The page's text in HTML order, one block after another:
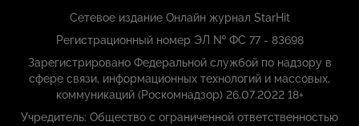
Сетевое издание Онлайн журнал StarHit
Регистрационный номер ЭЛ № ФС 77 - 83698
Зарегистрировано Федеральной службой по надзору в
сфере связи, информационных технологий и массовых,
коммуникаций (Роскомнадзор) 26.07.2022 18+
Учредитель: Общество с ограниченной ответственностью